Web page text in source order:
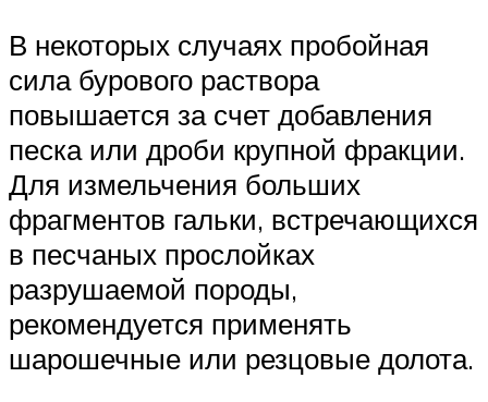
В некоторых случаях пробойная
сила бурового раствора
повышается за счет добавления
песка или дроби крупной фракции.
Для измельчения больших
фрагментов гальки, встречающихся
в песчаных прослойках
разрушаемой породы,
рекомендуется применять
шарошечные или резцовые долота.